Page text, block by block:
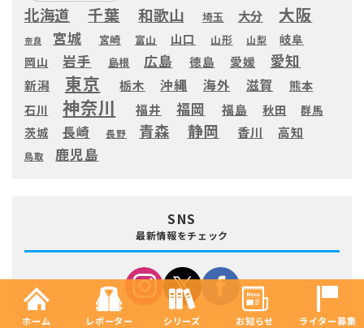
北海道 千葉 和歌山 埼玉 大分 大阪
奈良 宮城 宮崎 富山 山口 山形 山梨
岐阜
岡山
岩手 島根 広島 徳島 愛媛 愛知
新潟 東京 栃木 沖縄 海外 滋賀
熊本
石川
神奈川 福井 福岡 福島 秋田 群馬
茨城 長崎 長野 青森 静岡 香川 高知
鳥取 鹿児島
SNS
最新情報をチェック
ホーム レポーター シリーズ お知らせ ライター募集